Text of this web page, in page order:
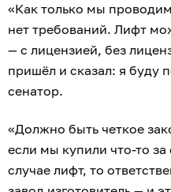
«Как только мы
нет требований. Лифт
— с лицензией, без
пришёл и сказал: я буду
сенатор.
«Должно быть четкое
если мы купили что-то
случае лифт, то